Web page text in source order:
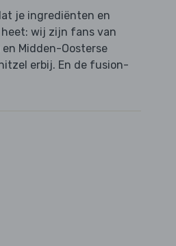
je ingrediënten en
wij zijn fans van
Midden-Oosterse
erbij. En de fusion-